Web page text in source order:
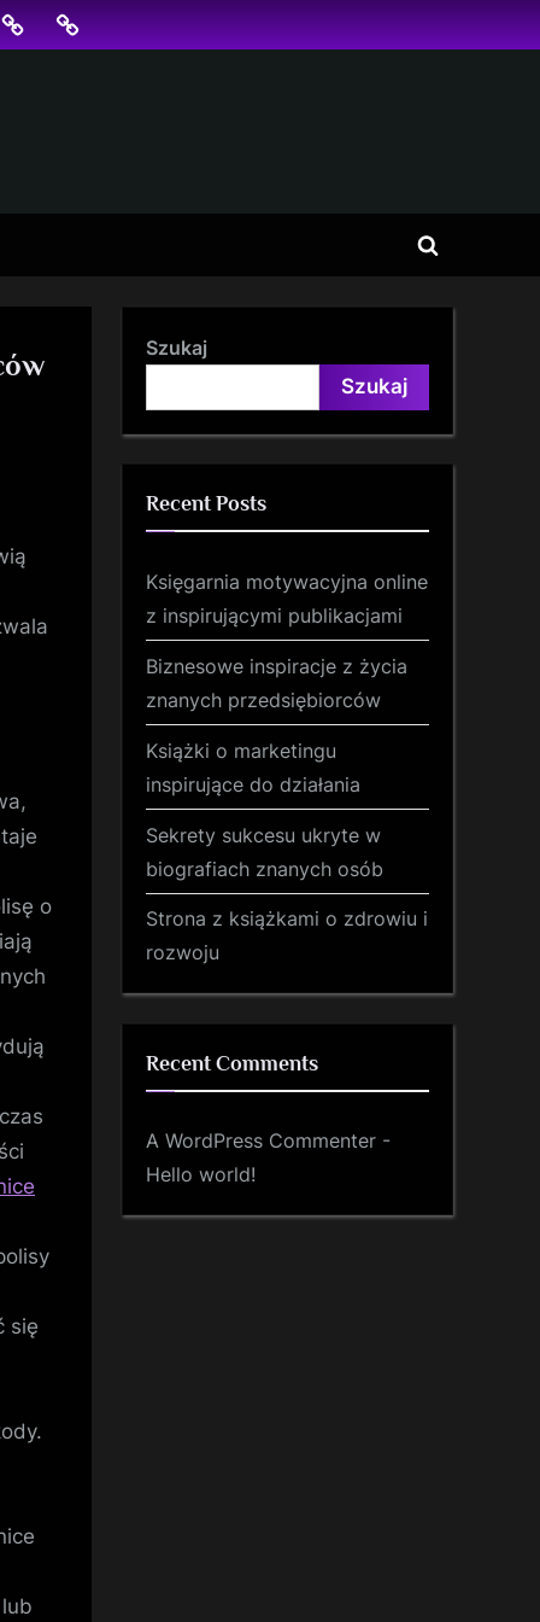
SKLEPBLOG
Toggle
o
się
Szukaj
Szukaj
Recent Posts
Księgarnia motywacyjna online
z inspirującymi publikacjami
Biznesowe inspiracje z życia
znanych przedsiębiorców
Książki o marketingu
inspirujące do działania
Sekrety sukcesu ukryte w
biografiach znanych osób
Strona z książkami o zdrowiu i
rozwoju
Recent Comments
A WordPress Commenter -
Hello world!